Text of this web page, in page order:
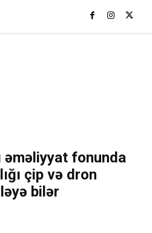
əməliyyat fonunda
çip və dron
bilər